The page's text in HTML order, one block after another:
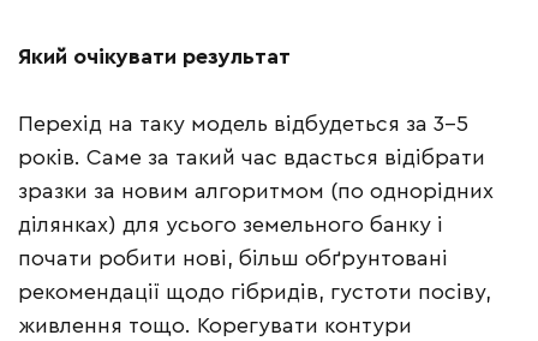
Який очікувати результат
Перехід на таку модель відбудеться за 3–5
років. Саме за такий час вдасться відібрати
зразки за новим алгоритмом (по однорідних
ділянках) для усього земельного банку і
почати робити нові, більш обґрунтовані
рекомендації щодо гібридів, густоти посіву,
живлення тощо. Корегувати контури